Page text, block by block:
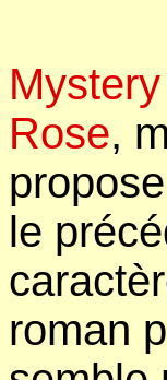
Mystery
Rose,
le
roman